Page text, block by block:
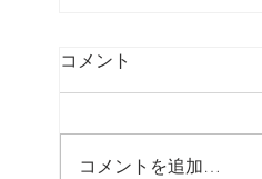
最後の日記です
コメント
コメントを追加…